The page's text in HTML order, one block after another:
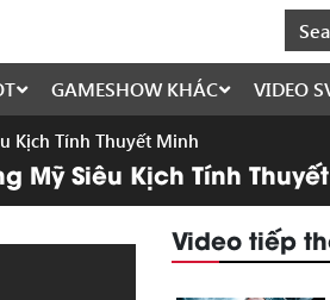
GAMESHOW KHÁC VIDEO
Kịch Tính Thuyết Minh
Mỹ Siêu Kịch Tính
Video tiếp